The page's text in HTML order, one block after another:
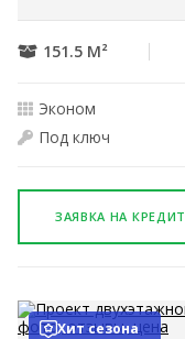
151.5 М²
Эконом
Под ключ
ЗАЯВКА НА КРЕДИТ
Хит сезона